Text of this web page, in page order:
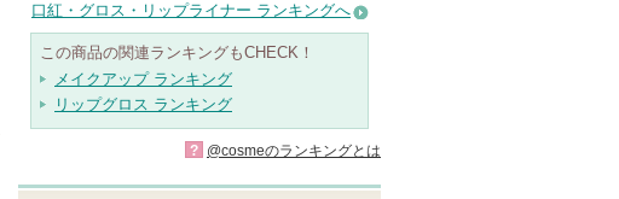
口紅・グロス・リップライナー ランキングへ
この商品の関連ランキングもCHECK！
メイクアップ ランキング
リップグロス ランキング
? @cosmeのランキングとは